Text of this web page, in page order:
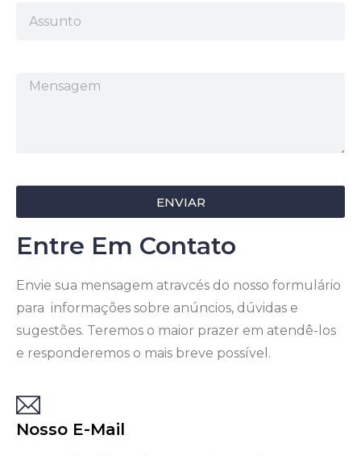
ENVIAR
Entre Em Contato
Envie sua mensagem atravcés do nosso formulário
para informações sobre anúncios, dúvidas e
sugestões. Teremos o maior prazer em atendê-los
e responderemos o mais breve possível.
Nosso E-Mail